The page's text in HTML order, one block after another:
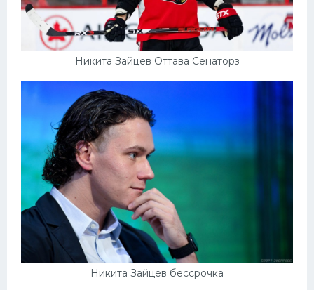
Никита Зайцев Оттава Сенаторз
Никита Зайцев бессрочка